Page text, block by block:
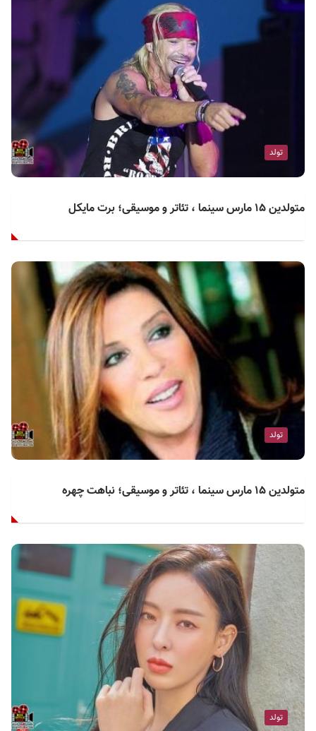
تولد
متولدین ۱۵ مارس سینما ، تئاتر و موسیقی؛ برت مایکل
تولد
متولدین ۱۵ مارس سینما ، تئاتر و موسیقی؛ نباهت چهره
تولد